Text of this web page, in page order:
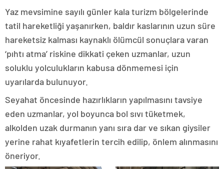
Yaz mevsimine sayılı günler kala turizm bölgelerinde
tatil hareketliği yaşanırken, baldır kaslarının uzun süre
hareketsiz kalması kaynaklı ölümcül sonuçlara varan
‘pıhtı atma’ riskine dikkati çeken uzmanlar, uzun
soluklu yolculukların kabusa dönmemesi için
uyarılarda bulunuyor.
Seyahat öncesinde hazırlıkların yapılmasını tavsiye
eden uzmanlar, yol boyunca bol sıvı tüketmek,
alkolden uzak durmanın yanı sıra dar ve sıkan giysiler
yerine rahat kıyafetlerin tercih edilip, önlem alınmasını
öneriyor.